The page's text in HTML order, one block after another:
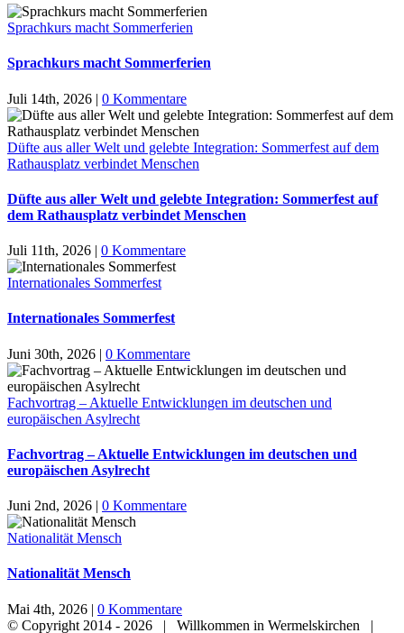
Sprachkurs macht Sommerferien
Sprachkurs macht Sommerferien
Juli 14th, 2026 | 0 Kommentare
Düfte aus aller Welt und gelebte Integration: Sommerfest auf dem
Rathausplatz verbindet Menschen
Düfte aus aller Welt und gelebte Integration: Sommerfest auf
dem Rathausplatz verbindet Menschen
Juli 11th, 2026 | 0 Kommentare
Internationales Sommerfest
Internationales Sommerfest
Juni 30th, 2026 | 0 Kommentare
Fachvortrag – Aktuelle Entwicklungen im deutschen und
europäischen Asylrecht
Fachvortrag – Aktuelle Entwicklungen im deutschen und
europäischen Asylrecht
Juni 2nd, 2026 | 0 Kommentare
Nationalität Mensch
Nationalität Mensch
Mai 4th, 2026 | 0 Kommentare
© Copyright 2014 - 2026 | Willkommen in Wermelskirchen |